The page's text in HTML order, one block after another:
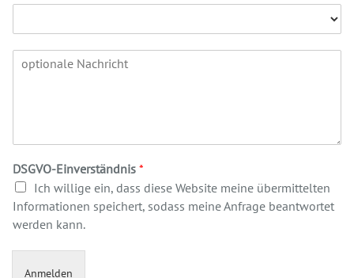
DSGVO-Einverständnis *
Ich willige ein, dass diese Website meine übermittelten
Informationen speichert, sodass meine Anfrage beantwortet
werden kann.
Anmelden